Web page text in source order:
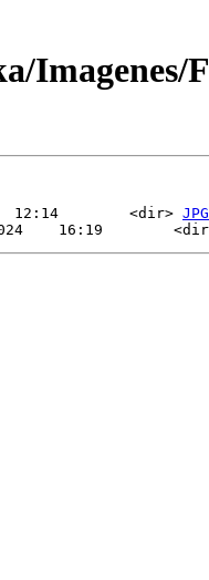
Imagenes/
12:14        <dir> JPG
2024    16:19